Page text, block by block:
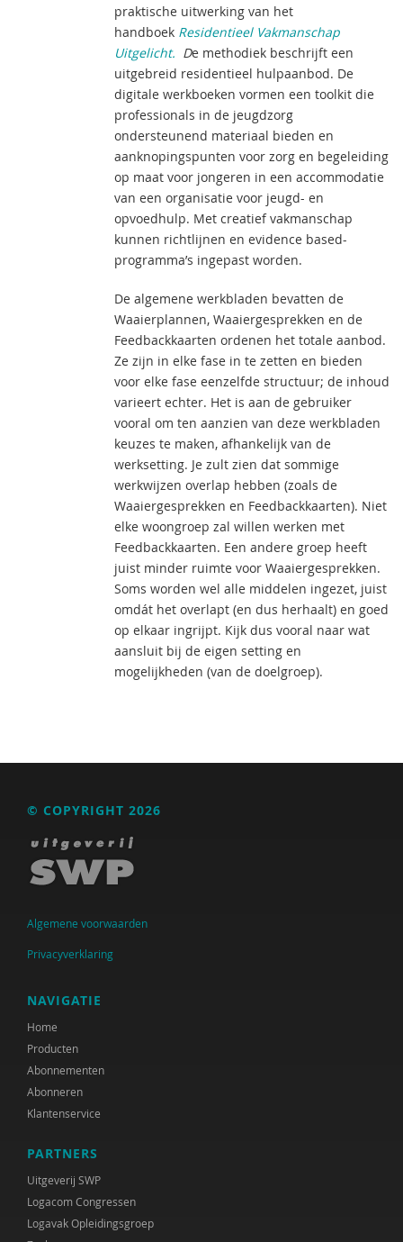
praktische uitwerking van het
handboek Residentieel Vakmanschap
Uitgelicht. De methodiek beschrijft een
uitgebreid residentieel hulpaanbod. De
digitale werkboeken vormen een toolkit die
professionals in de jeugdzorg
ondersteunend materiaal bieden en
aanknopingspunten voor zorg en begeleiding
op maat voor jongeren in een accommodatie
van een organisatie voor jeugd- en
opvoedhulp. Met creatief vakmanschap
kunnen richtlijnen en evidence based-
programma’s ingepast worden.
De algemene werkbladen bevatten de
Waaierplannen, Waaiergesprekken en de
Feedbackkaarten ordenen het totale aanbod.
Ze zijn in elke fase in te zetten en bieden
voor elke fase eenzelfde structuur; de inhoud
varieert echter. Het is aan de gebruiker
vooral om ten aanzien van deze werkbladen
keuzes te maken, afhankelijk van de
werksetting. Je zult zien dat sommige
werkwijzen overlap hebben (zoals de
Waaiergesprekken en Feedbackkaarten). Niet
elke woongroep zal willen werken met
Feedbackkaarten. Een andere groep heeft
juist minder ruimte voor Waaiergesprekken.
Soms worden wel alle middelen ingezet, juist
omdát het overlapt (en dus herhaalt) en goed
op elkaar ingrijpt. Kijk dus vooral naar wat
aansluit bij de eigen setting en
mogelijkheden (van de doelgroep).
© COPYRIGHT 2026
Algemene voorwaarden
Privacyverklaring
NAVIGATIE
Home
Producten
Abonnementen
Abonneren
Klantenservice
PARTNERS
Uitgeverij SWP
Logacom Congressen
Logavak Opleidingsgroep